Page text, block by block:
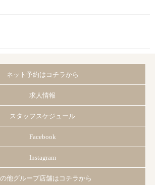
ネット予約はコチラから
求人情報
スタッフスケジュール
Facebook
Instagram
他グループ店舗はコチラから